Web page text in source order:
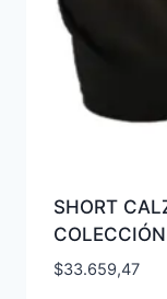
SHORT
$33.659,47